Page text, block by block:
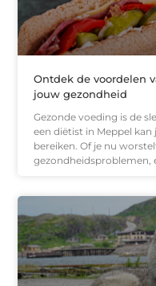
Ontdek de voordelen
jouw gezondheid
Gezonde voeding is de
een diëtist in Meppel
bereiken. Of je nu
gezondheidsproblemen,